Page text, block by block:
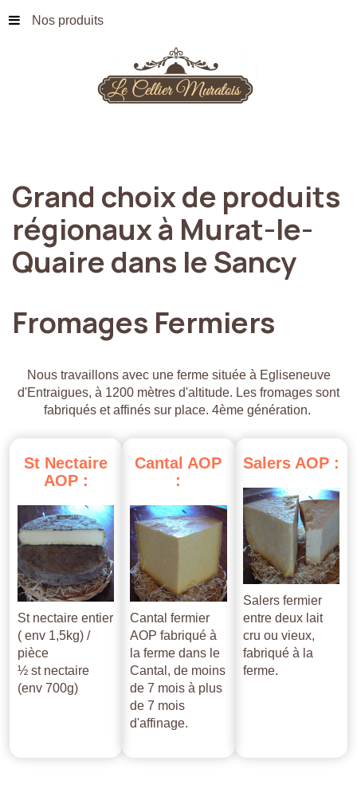
Nos produits
Grand choixde produits
régionauxà Murat-le-
Quairedans leSancy
Fromages Fermiers
Nous travaillons avec une ferme située à Egliseneuve
d'Entraigues, à 1200 mètres d'altitude. Les fromages sont
fabriqués et affinés sur place. 4ème génération.
St Nectaire
AOP :
St nectaire entier
( env 1,5kg) /
pièce
½ st nectaire
(env 700g)
Cantal AOP
:
Cantal fermier
AOP fabriqué à
la ferme dans le
Cantal, de moins
de 7 mois à plus
de 7 mois
d'affinage.
Salers AOP :
Salers fermier
entre deux lait
cru ou vieux,
fabriqué à la
ferme.